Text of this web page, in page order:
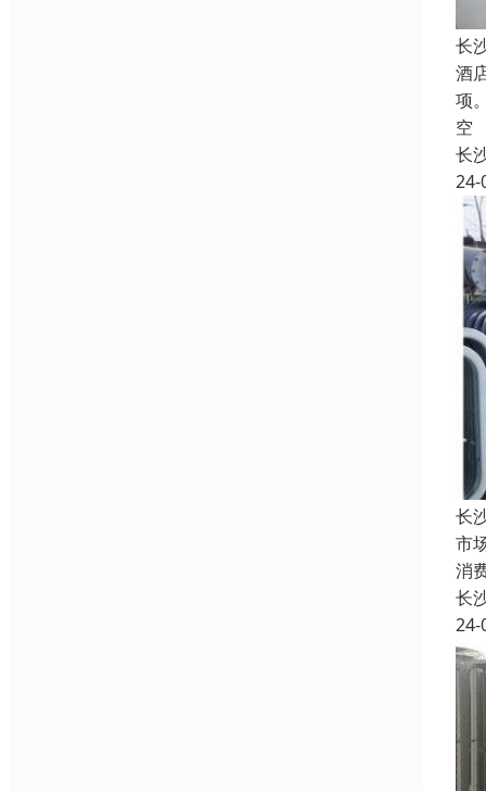
长
酒
项
空
长
24-
长
市
消
长
24-